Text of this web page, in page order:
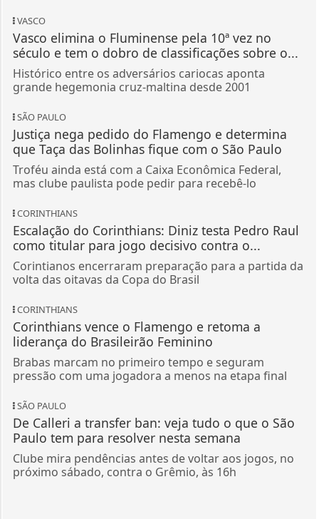
VASCO
Vasco elimina o Fluminense pela 10ª vez no
século e tem o dobro de classificações sobre o...
Histórico entre os adversários cariocas aponta
grande hegemonia cruz-maltina desde 2001
SÃO PAULO
Justiça nega pedido do Flamengo e determina
que Taça das Bolinhas fique com o São Paulo
Troféu ainda está com a Caixa Econômica Federal,
mas clube paulista pode pedir para recebê-lo
CORINTHIANS
Escalação do Corinthians: Diniz testa Pedro Raul
como titular para jogo decisivo contra o...
Corintianos encerraram preparação para a partida da
volta das oitavas da Copa do Brasil
CORINTHIANS
Corinthians vence o Flamengo e retoma a
liderança do Brasileirão Feminino
Brabas marcam no primeiro tempo e seguram
pressão com uma jogadora a menos na etapa final
SÃO PAULO
De Calleri a transfer ban: veja tudo o que o São
Paulo tem para resolver nesta semana
Clube mira pendências antes de voltar aos jogos, no
próximo sábado, contra o Grêmio, às 16h